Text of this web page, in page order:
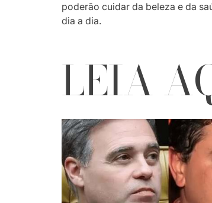
poderão cuidar da beleza e da
dia a dia.
LEIA